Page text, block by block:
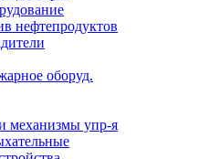
нефтепродуктов
оборуд.
механизмы упр-я